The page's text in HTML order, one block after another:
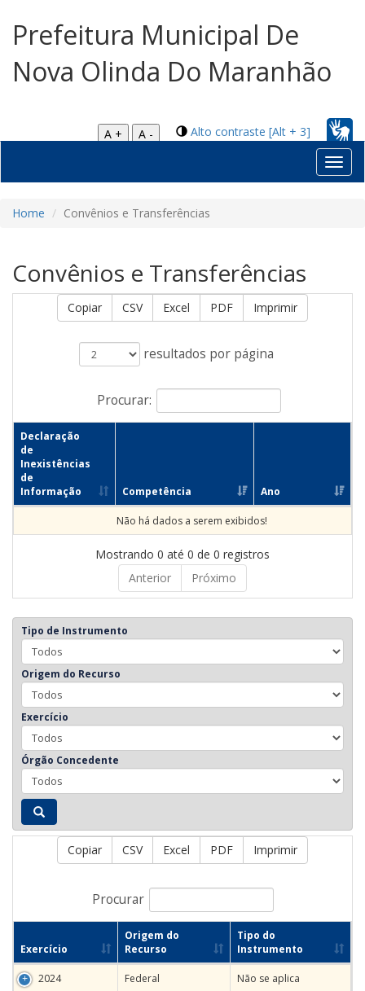
Prefeitura Municipal De
Nova Olinda Do Maranhão
Alto contraste [Alt + 3]
A +
A -
Home Convênios e Transferências
Convênios e Transferências
Copiar CSV Excel PDF Imprimir
resultados por página
Procurar:
Declaração
de
Inexistências
de
Informação
Competência Ano
Não há dados a serem exibidos!
Mostrando 0 até 0 de 0 registros
Anterior
Próximo
Tipo de Instrumento
Origem do Recurso
Exercício
Órgão Concedente
Copiar CSV Excel PDF Imprimir
Procurar
Exercício
Origem do
Recurso
Tipo do
Instrumento
2024 Federal
Não se aplica